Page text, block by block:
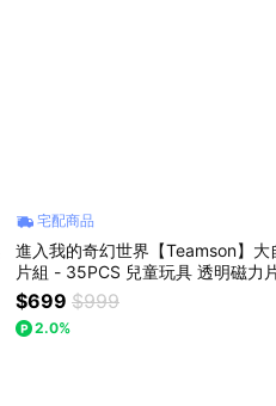
宅配商品
進入我的奇幻世界【Teamson】大
片組 - 35PCS 兒童玩具 透明磁力
創意不受限 手眼協調 生日禮物 快樂
$699 $999
2.0%